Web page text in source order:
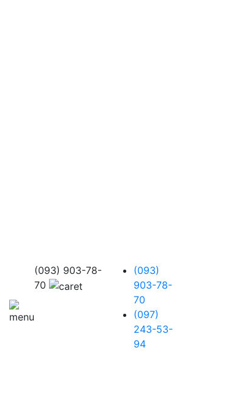
(093) 903-78-
70
(093)
903-78-
70
(097)
243-53-
94